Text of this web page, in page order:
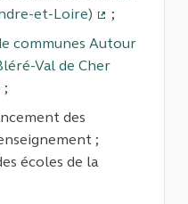
et-Loire)
;
communes Autour
Val de Cher
;
des
;
écoles de la